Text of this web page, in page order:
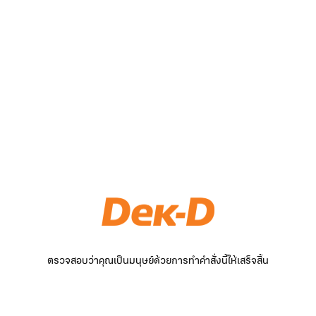
ตรวจสอบว่าคุณเป็นมนุษย์ด้วยการทำคำสั่งนี้ให้เสร็จสิ้น